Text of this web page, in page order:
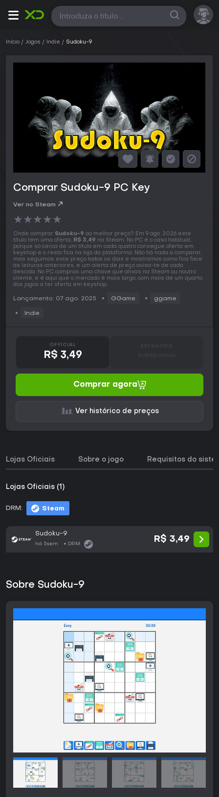
Todas
Início Jogos Indie Sudoku-9
Comprar Sudoku-9 PC Key
Ver no Steam
★★★★★
Onde comprar Sudoku-9 ao melhor preço? Em 9 ago. 2026 este
título tem uma oferta, R$ 3,49 na Steam. No PC é o caso habitual,
porque só cerca de um título em cada quatro consegue oferta em
keyshop e o resto fica na loja da plataforma. Não há nada a comparar,
mas seguimos este preço todos os dias e mostramos como fica face
às leituras anteriores, e um alerta de preço avisa-te de cada
descida. No PC compras uma chave que ativas na Steam ou noutro
cliente, e é aqui que o mercado é mais largo, com mais de um quarto
dos jogos a ter oferta em keyshop.
Lançamento: 07 ago. 2025 GGame ggame
Indie
OFFICIAL
R$ 3,49 Indisponível
Comprar agora
Ver histórico de preços
Lojas Oficiais Sobre o jogo Requisitos do
Lojas Oficiais (1)
DRM: Steam
Sudoku-9
há 5sem DRM:
R$ 3,49
Sobre Sudoku-9